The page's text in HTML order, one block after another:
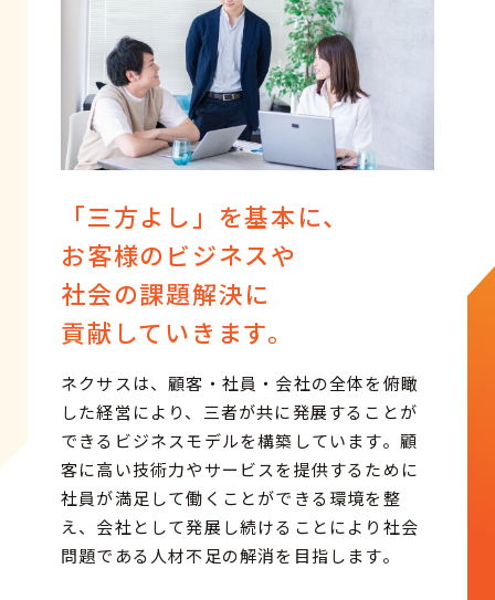
「三方よし」を基本に、
お客様のビジネスや
社会の課題解決に
貢献していきます。
ネクサスは、顧客・社員・会社の全体を俯瞰
した経営により、三者が共に発展することが
できるビジネスモデルを構築しています。顧
客に高い技術力やサービスを提供するために
社員が満足して働くことができる環境を整
え、会社として発展し続けることにより社会
問題である人材不足の解消を目指します。